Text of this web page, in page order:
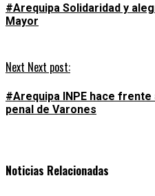
#Arequipa Solidaridad y
Mayor
Next Next post:
#Arequipa INPE hace
penal de Varones
Noticias Relacionadas